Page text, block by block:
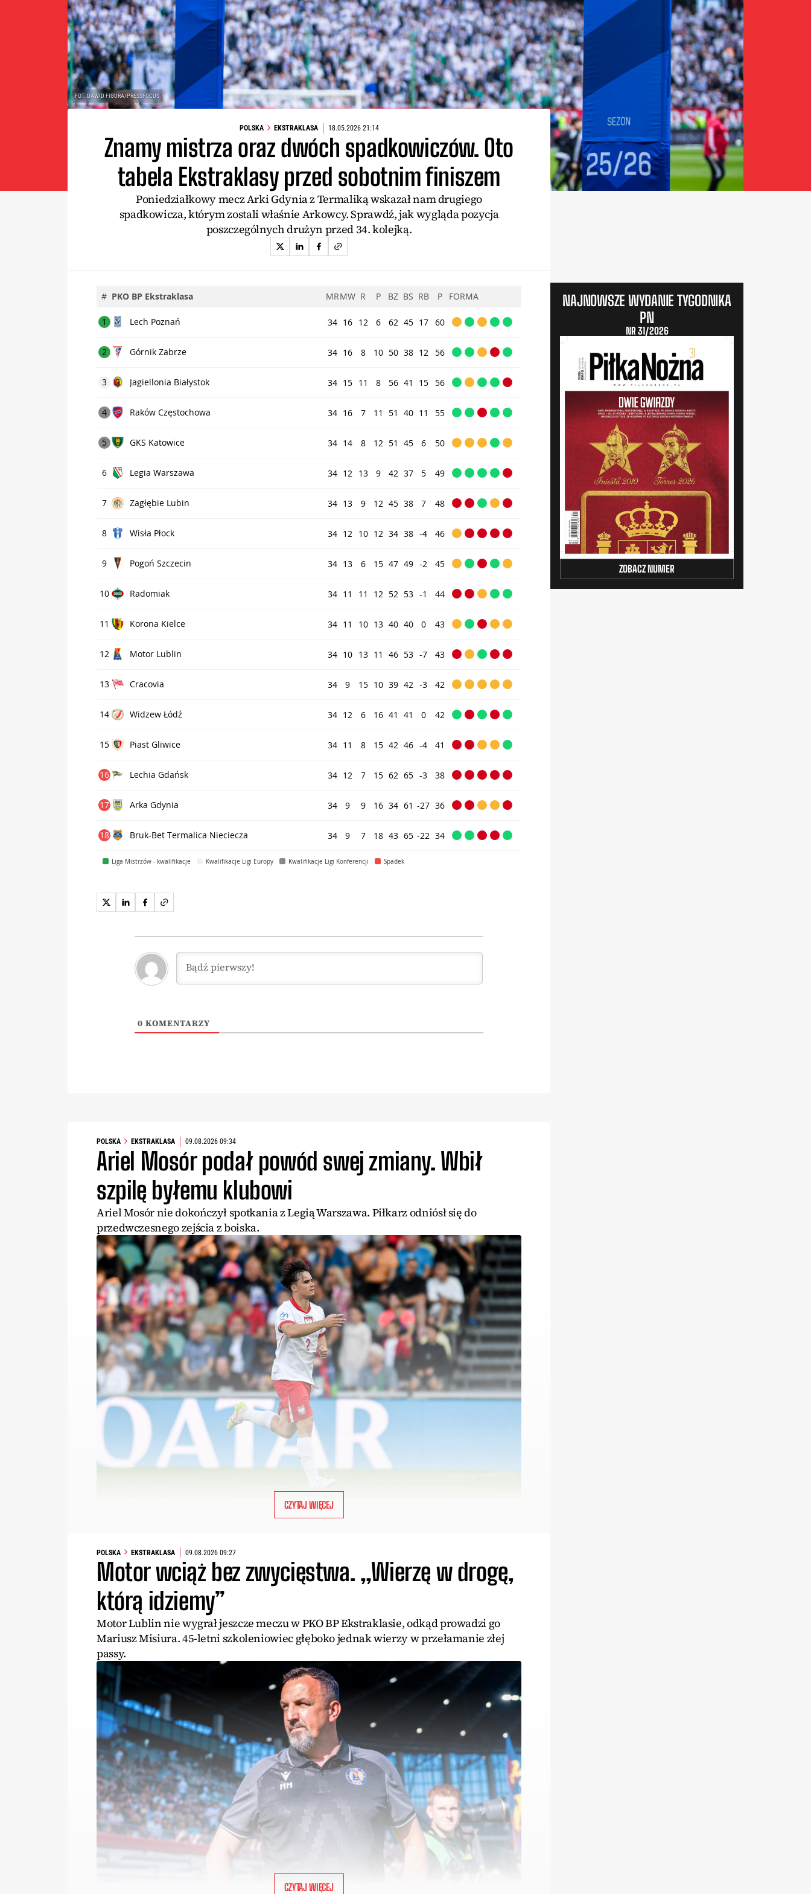
FOT. DAWID FIGURA/PRESSFOCUS
POLSKA EKSTRAKLASA 18.05.2026 21:14
Znamy mistrza oraz dwóch spadkowiczów. Oto
tabela Ekstraklasy przed sobotnim finiszem
Poniedziałkowy mecz Arki Gdynia z Termaliką wskazał nam drugiego
spadkowicza, którym zostali właśnie Arkowcy. Sprawdź, jak wygląda pozycja
poszczególnych drużyn przed 34. kolejką.
# PKO BP Ekstraklasa MRMW R P BZ BS RB P FORMA
1 Lech Poznań 34 16 12 6 62 45 17 60
2 Górnik Zabrze 34 16 8 10 50 38 12 56
3 Jagiellonia Białystok 34 15 11 8 56 41 15 56
4 Raków Częstochowa 34 16 7 11 51 40 11 55
5 GKS Katowice 34 14 8 12 51 45 6 50
6 Legia Warszawa 34 12 13 9 42 37 5 49
7 Zagłębie Lubin 34 13 9 12 45 38 7 48
8 Wisła Płock 34 12 10 12 34 38 -4 46
9 Pogoń Szczecin 34 13 6 15 47 49 -2 45
10 Radomiak 34 11 11 12 52 53 -1 44
11 Korona Kielce 34 11 10 13 40 40 0 43
12 Motor Lublin 34 10 13 11 46 53 -7 43
13 Cracovia 34 9 15 10 39 42 -3 42
14 Widzew Łódź 34 12 6 16 41 41 0 42
15 Piast Gliwice 34 11 8 15 42 46 -4 41
16 Lechia Gdańsk 34 12 7 15 62 65 -3 38
17 Arka Gdynia 34 9 9 16 34 61 -27 36
18 Bruk-Bet Termalica Nieciecza 34 9 7 18 43 65 -22 34
Liga Mistrzów - kwalifikacje Kwalifikacje Ligi Europy Kwalifikacje Ligi Konferencji Spadek
0 KOMENTARZY
NAJNOWSZE WYDANIE TYGODNIKA
PN
NR 31/2026
ZOBACZ NUMER
POLSKA EKSTRAKLASA 09.08.2026 09:34
Ariel Mosór podał powód swej zmiany. Wbił
szpilę byłemu klubowi
Ariel Mosór nie dokończył spotkania z Legią Warszawa. Piłkarz odniósł się do
przedwczesnego zejścia z boiska.
CZYTAJ WIĘCEJ
POLSKA EKSTRAKLASA 09.08.2026 09:27
Motor wciąż bez zwycięstwa. „Wierzę w drogę,
którą idziemy”
Motor Lublin nie wygrał jeszcze meczu w PKO BP Ekstraklasie, odkąd prowadzi go
Mariusz Misiura. 45-letni szkoleniowiec głęboko jednak wierzy w przełamanie złej
passy.
CZYTAJ WIĘCEJ